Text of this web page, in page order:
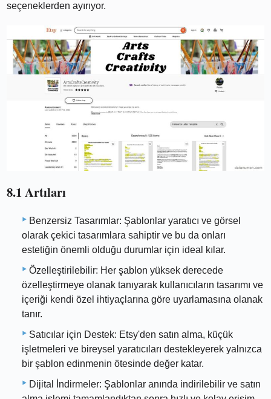
seçeneklerden ayırıyor.
8.1 Artıları
Benzersiz Tasarımlar: Şablonlar yaratıcı ve görsel
olarak çekici tasarımlara sahiptir ve bu da onları
estetiğin önemli olduğu durumlar için ideal kılar.
Özelleştirilebilir: Her şablon yüksek derecede
özelleştirmeye olanak tanıyarak kullanıcıların tasarımı ve
içeriği kendi özel ihtiyaçlarına göre uyarlamasına olanak
tanır.
Satıcılar için Destek: Etsy'den satın alma, küçük
işletmeleri ve bireysel yaratıcıları destekleyerek yalnızca
bir şablon edinmenin ötesinde değer katar.
Dijital İndirmeler: Şablonlar anında indirilebilir ve satın